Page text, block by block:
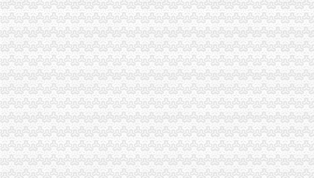
进出口权变更办理流程及所需资料？-企业法人变更流程,公司变更法
/上海代理进口旧设备报关】厂家,价格,图片_虎桥进出口贸易公司_
一般产品出口代理业务流程-进出口代理|进出口报关|进口代理|出口代理|
【镇江进出口公司注册_进出口公司注册流程_进出口公司注册代理】-
广发证券
招商银行--重庆百货（）重大资产购买及托管暨关联交易预案
渝中区代办进出口公司
渝中区铝管的价格_铝信
重庆渝中区肖杰律师-中顾法律网
【重庆代理记账|重庆代理记账公司】-重庆58分类网
包头到渝中区物流货运北京到渝中区物流搬家-产品展示-
重庆环保产品标志认证|重庆有机认证|重庆普道企业管理咨询有限公司